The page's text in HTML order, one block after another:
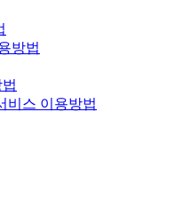
방법
비스 이용방법